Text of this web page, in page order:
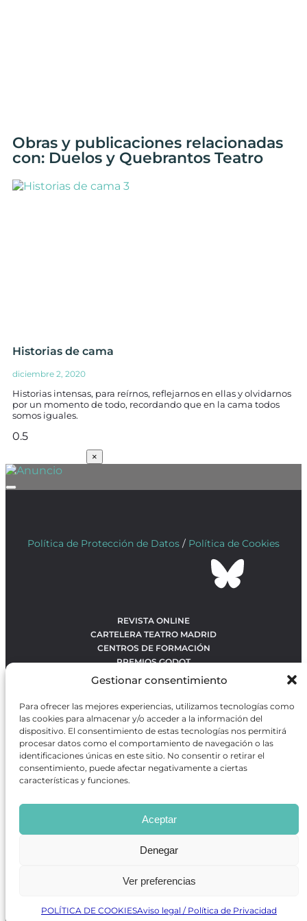
Gestionar consentimiento
Para ofrecer las mejores experiencias, utilizamos tecnologías como
las cookies para almacenar y/o acceder a la información del
dispositivo. El consentimiento de estas tecnologías nos permitirá
procesar datos como el comportamiento de navegación o las
identificaciones únicas en este sitio. No consentir o retirar el
consentimiento, puede afectar negativamente a ciertas
características y funciones.
Aceptar
Denegar
Ver preferencias
POLÍTICA DE COOKIESAviso legal / Política de Privacidad
Obras y publicaciones relacionadas
con: Duelos y Quebrantos Teatro
Historias de cama
diciembre 2, 2020
Historias intensas, para reírnos, reflejarnos en ellas y olvidarnos
por un momento de todo, recordando que en la cama todos
somos iguales.
×
Política de Protección de Datos / Política de Cookies
REVISTA ONLINE
CARTELERA TEATRO MADRID
CENTROS DE FORMACIÓN
PREMIOS GODOT
CONTACTO
OBRAS MÁS VOTADAS
RANKING MEJORES OBRAS
BÚSQUEDA AVANZADA DE OBRAS
Revista GODOTes una revista independiente especializada
en información sobre artes escénicas de Madrid, gratuita y
que se distribuye en espacios escénicos, además de otros
puntos de interés turístico y de ocio de la capital.
Desarrollado por Precise Future